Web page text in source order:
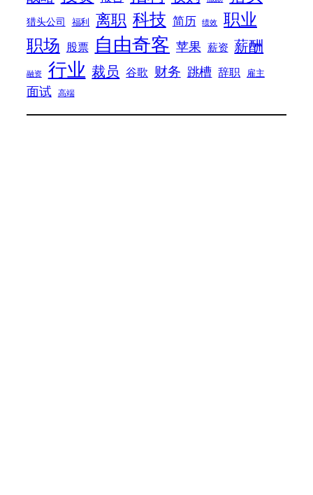
猎头公司 福利 离职 科技 简历 绩效 职业
职场 股票 自由奇客 苹果 薪资 薪酬
融资 行业 裁员 谷歌 财务 跳槽 辞职 雇主
面试 高端